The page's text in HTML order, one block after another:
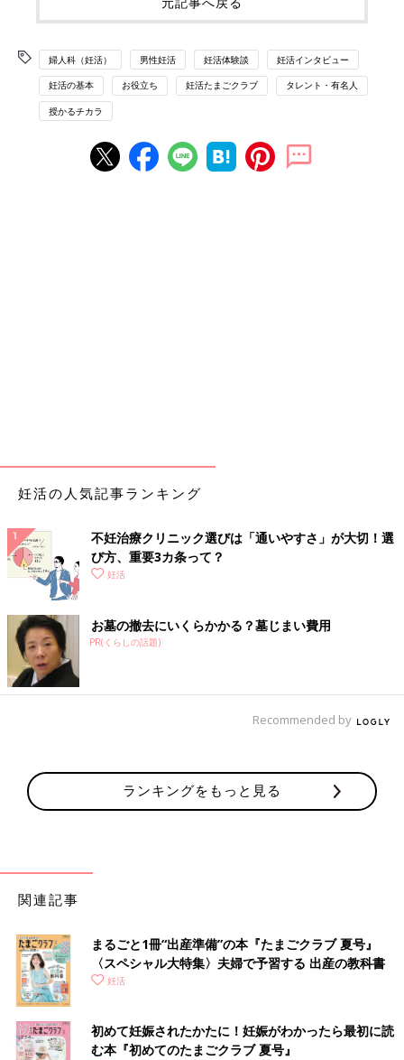
婦人科（妊活） 男性妊活 妊活体験談 妊活インタビュー
妊活の基本 お役立ち 妊活たまごクラブ タレント・有名人
授かるチカラ
妊活の人気記事ランキング
不妊治療クリニック選びは「通いやすさ」が大切！選
び方、重要3カ条って？
妊活
お墓の撤去にいくらかかる？墓じまい費用
PR(くらしの話題)
Recommended by
ランキングをもっと見る
関連記事
まるごと1冊“出産準備”の本『たまごクラブ 夏号』
〈スペシャル大特集〉夫婦で予習する 出産の教科書
妊活
初めて妊娠されたかたに！妊娠がわかったら最初に読
む本『初めてのたまごクラブ 夏号』